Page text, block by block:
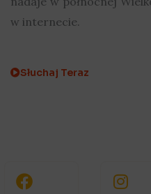
w internecie.
Słuchaj Teraz